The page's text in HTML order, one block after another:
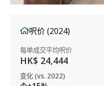
呎价 (2024)
每单成交平均呎价
HK$ 24,444
变化 (vs. 2022)